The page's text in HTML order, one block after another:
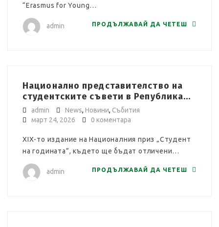
“Erasmus for Young…
admin ПРОДЪЛЖАВАЙ ДА ЧЕТЕШ
Национално представителство на
студентските съвети в Република...
admin News, Новини, Събития
март 24, 2026
0 коментара
XIX-то издание на Националния приз „Студент
на годината”, където ще бъдат отличени…
admin ПРОДЪЛЖАВАЙ ДА ЧЕТЕШ